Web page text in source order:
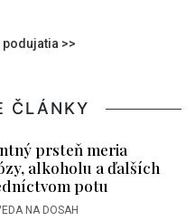
>>
ČLÁNKY
prsteň meria
alkoholu a ďalších
potu
NA DOSAH